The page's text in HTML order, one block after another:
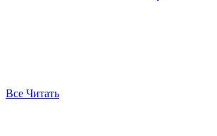
Все Читать